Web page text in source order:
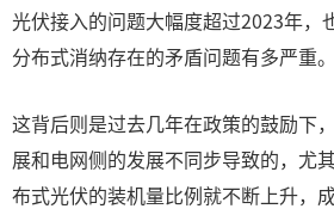
光伏接入的问题大幅度超过2023年，
分布式消纳存在的矛盾问题有多严重。
这背后则是过去几年在政策的鼓励下
展和电网侧的发展不同步导致的，尤
布式光伏的装机量比例就不断上升，